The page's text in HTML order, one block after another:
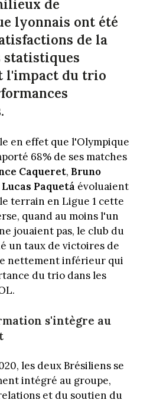
de
lyonnais ont été
de la
statistiques
l'impact du trio
en effet que l'Olympique
68% de ses matches
Caqueret, Bruno
Lucas Paquetá évoluaient
terrain en Ligue 1 cette
quand au moins l'un
jouaient pas, le club du
un taux de victoires de
nettement inférieur qui
du trio dans les
s'intègre au
les deux Brésiliens se
intégré au groupe,
et du soutien du